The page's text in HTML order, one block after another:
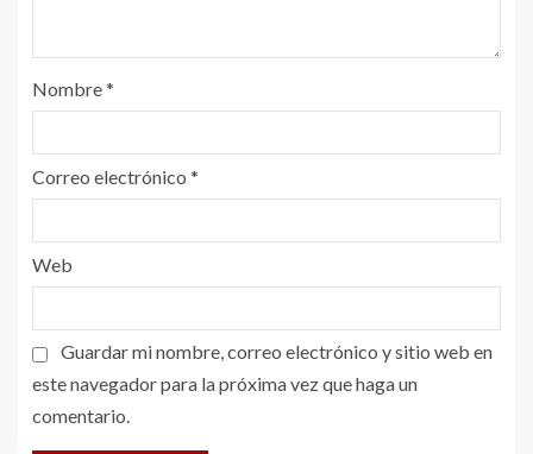
Nombre*
Correo electrónico *
Web
Guardar mi nombre, correo electrónico y sitio web en
este navegador para la próxima vez que haga un
comentario.